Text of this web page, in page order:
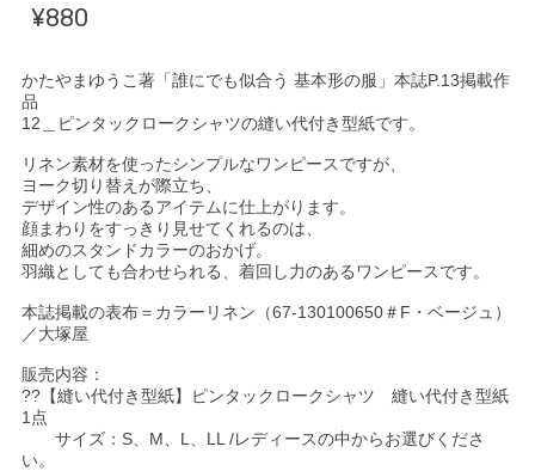
¥880
かたやまゆうこ著「誰にでも似合う 基本形の服」本誌P.13掲載作
品
12＿ピンタックロークシャツの縫い代付き型紙です。
リネン素材を使ったシンプルなワンピースですが、
ヨーク切り替えが際立ち、
デザイン性のあるアイテムに仕上がります。
顔まわりをすっきり見せてくれるのは、
細めのスタンドカラーのおかげ。
羽織としても合わせられる、着回し力のあるワンピースです。
本誌掲載の表布＝カラーリネン（67-130100650＃F・ベージュ）
／大塚屋
販売内容：
??【縫い代付き型紙】ピンタックロークシャツ 縫い代付き型紙
1点
サイズ：S、M、L、LL /レディースの中からお選びくださ
い。